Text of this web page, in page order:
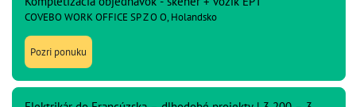
COVEBO WORK OFFICE SP Z O O, Holandsko
Pozri ponuku